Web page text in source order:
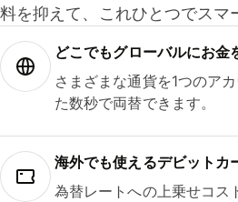
料を抑えて、これひとつでスマ
どこでもグ⁠ロ⁠ー⁠バ⁠ルにお金
さまざまな通貨を1つのア
た数秒で両替できます。
海外でも使えるデビットカ
為替レートへの上乗せコス